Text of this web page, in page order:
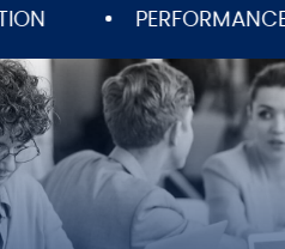
PERFORMANCE